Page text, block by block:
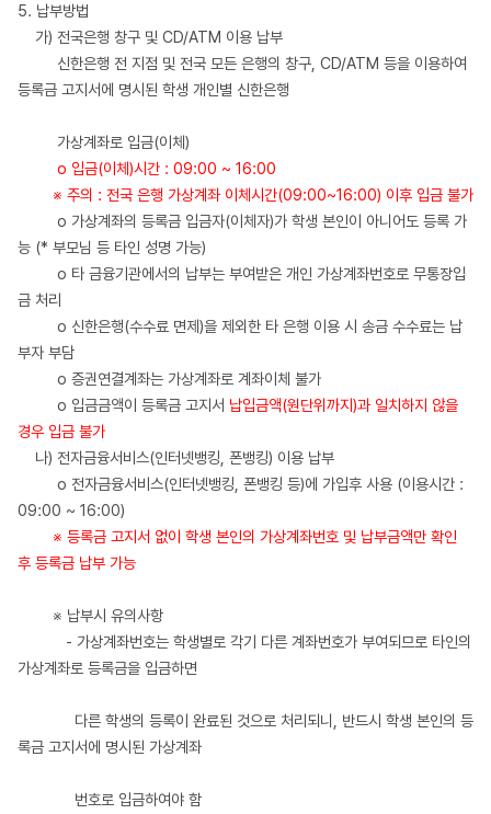
5. 납부방법
가) 전국은행 창구 및 CD/ATM 이용 납부
신한은행 전 지점 및 전국 모든 은행의 창구, CD/ATM 등을 이용하여
등록금 고지서에 명시된 학생 개인별 신한은행
가상계좌로 입금(이체)
o 입금(이체)시간 : 09:00 ~ 16:00
※ 주의 : 전국 은행 가상계좌 이체시간(09:00~16:00) 이후 입금 불가
o 가상계좌의 등록금 입금자(이체자)가 학생 본인이 아니어도 등록 가
능 (* 부모님 등 타인 성명 가능)
o 타 금융기관에서의 납부는 부여받은 개인 가상계좌번호로 무통장입
금 처리
o 신한은행(수수료 면제)을 제외한 타 은행 이용 시 송금 수수료는 납
부자 부담
o 증권연결계좌는 가상계좌로 계좌이체 불가
o 입금금액이 등록금 고지서 납입금액(원단위까지)과 일치하지 않을
경우 입금 불가
나) 전자금융서비스(인터넷뱅킹, 폰뱅킹) 이용 납부
o 전자금융서비스(인터넷뱅킹, 폰뱅킹 등)에 가입후 사용 (이용시간 :
09:00 ~ 16:00)
※ 등록금 고지서 없이 학생 본인의 가상계좌번호 및 납부금액만 확인
후 등록금 납부 가능
※ 납부시 유의사항
- 가상계좌번호는 학생별로 각기 다른 계좌번호가 부여되므로 타인의
가상계좌로 등록금을 입금하면
다른 학생의 등록이 완료된 것으로 처리되니, 반드시 학생 본인의 등
록금 고지서에 명시된 가상계좌
번호로 입금하여야 함